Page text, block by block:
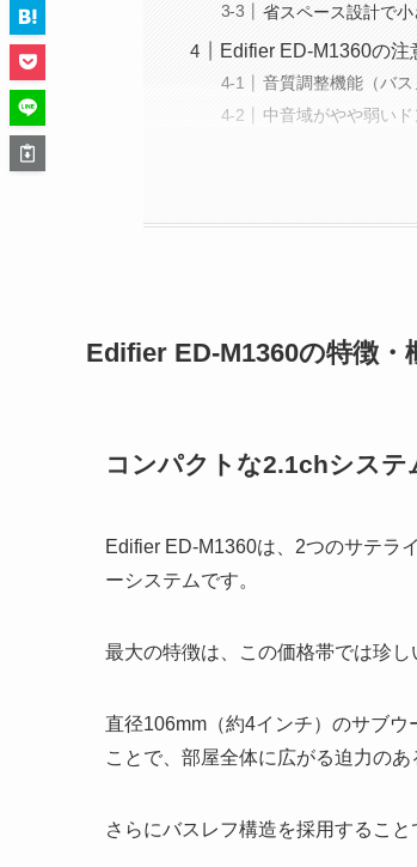
省スペース設計で
Edifier ED-M1360の注
音質調整機能（バ
中音域がやや弱い
Edifier ED-M1360の特徴・
コンパクトな2.1chシステ
Edifier ED-M1360は、2つのサテラ
ーシステムです。
最大の特徴は、この価格帯では珍
直径106mm（約4インチ）のサブ
ことで、部屋全体に広がる迫力のあ
さらにバスレフ構造を採用するこ